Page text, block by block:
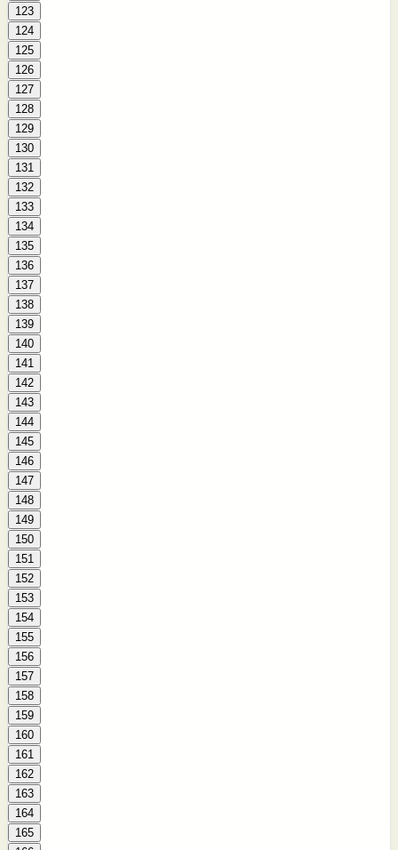
123
124
125
126
127
128
129
130
131
132
133
134
135
136
137
138
139
140
141
142
143
144
145
146
147
148
149
150
151
152
153
154
155
156
157
158
159
160
161
162
163
164
165